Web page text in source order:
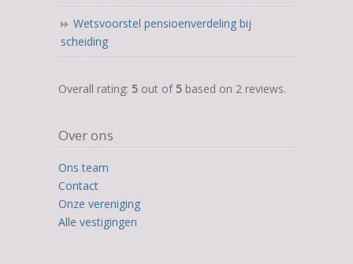
Wetsvoorstel pensioenverdeling bij
scheiding
5,0
on
12.345
ratings
Overall rating: 5 out of 5 based on 2 reviews.
Over ons
Ons team
Contact
Onze vereniging
Alle vestigingen